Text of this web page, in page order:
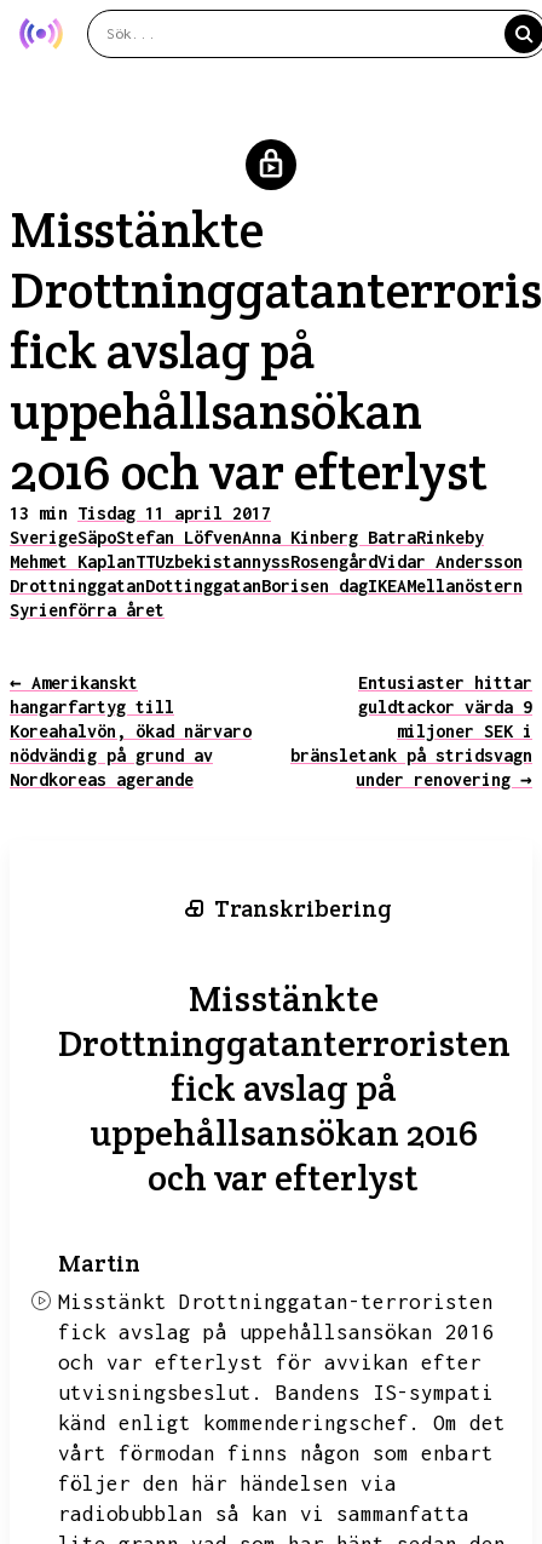
Misstänkte
fick avslag på
uppehållsansökan
2016 och var efterlyst
13 min Tisdag 11 april 2017
SverigeSäpoStefan LöfvenAnna Kinberg BatraRinkeby
Mehmet KaplanTTUzbekistannyssRosengårdVidar Andersson
DrottninggatanDottinggatanBorisen dagIKEAMellanöstern
Syrienförra året
← Amerikanskt
hangarfartyg till
Koreahalvön, ökad närvaro
nödvändig på grund av
Nordkoreas agerande
Entusiaster hittar
guldtackor värda 9
miljoner SEK i
bränsletank på stridsvagn
under renovering →
Transkribering
Misstänkte
Drottninggatanterroristen
fick avslag på
uppehållsansökan 2016
och var efterlyst
Martin
Misstänkt Drottninggatan-terroristen
fick avslag på uppehållsansökan 2016
och var efterlyst för avvikan efter
utvisningsbeslut.
Bandens IS-sympati
känd enligt kommenderingschef.
Om det
vårt förmodan finns någon som enbart
följer den här händelsen via
radiobubblan så kan vi sammanfatta